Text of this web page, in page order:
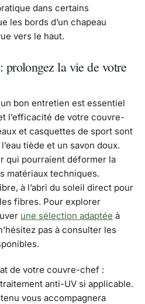
dans certains
les bords d’un chapeau
vers le haut.
prolongez la vie de votre
bon entretien est essentiel
l’efficacité de votre couvre-
et casquettes de sport sont
tiède et un savon doux.
qui pourraient déformer la
matériaux techniques.
à l’abri du soleil direct pour
fibres. Pour explorer
une sélection adaptée à
pas à consulter les
de votre couvre-chef :
anti-UV si applicable.
vous accompagnera